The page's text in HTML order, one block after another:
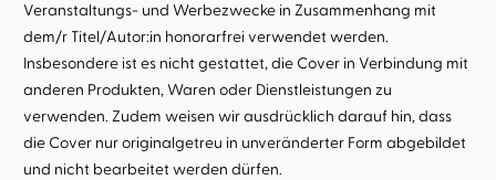
Veranstaltungs- und Werbezwecke in Zusammenhang mit
dem/r Titel/Autor:in honorarfrei verwendet werden.
Insbesondere ist es nicht gestattet, die Cover in Verbindung mit
anderen Produkten, Waren oder Dienstleistungen zu
verwenden. Zudem weisen wir ausdrücklich darauf hin, dass
die Cover nur originalgetreu in unveränderter Form abgebildet
und nicht bearbeitet werden dürfen.